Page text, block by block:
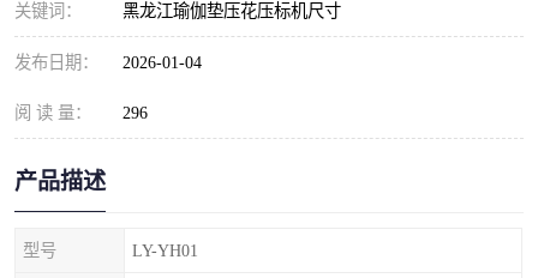
关键词： 黑龙江瑜伽垫压花压标机尺寸
发布日期： 2026-01-04
阅 读 量： 296
产品描述
型号 LY-YH01